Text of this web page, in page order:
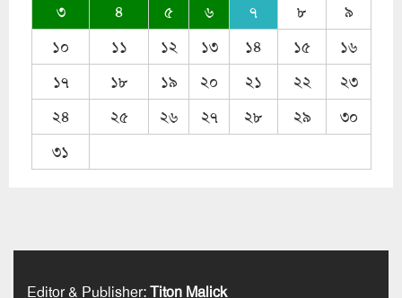
৩
৪ ৫ ৬ ৭ ৮
৯
১০
১১ ১২ ১৩ ১৪ ১৫
১৬
১৭
১৮ ১৯ ২০ ২১ ২২
২৩
২৪
২৫ ২৬ ২৭ ২৮ ২৯
৩০
৩১
Editor & Publisher:Titon Malick